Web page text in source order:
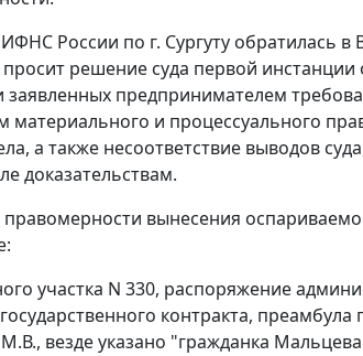
России по г. Сургуту обратилась
решение суда первой
заявленных предпринимателем
и процессуального
а также несоответствие выводов
доказательствам.
вынесения
участка N 330, распоряжение
контракта, преамбула
везде указано "гражданка